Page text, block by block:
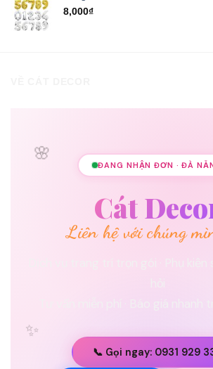
8,000₫
🌸
✨
ĐANG NHẬN ĐƠN · ĐÀ
Cát
Liên hệ với chúng
📞 Gọi ngay: 0931 929